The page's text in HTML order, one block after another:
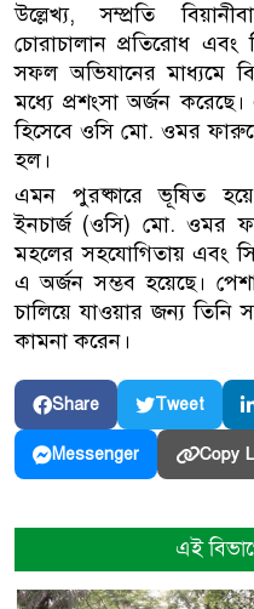
উল্লেখ্য, সম্প্রতি
চোরাচালান প্রতিরোধ এবং
সফল অভিযানের মাধ্যমে
মধ্যে প্রশংসা অর্জন
হিসেবে ওসি মো. ওমর
হল।
এমন পুরষ্কারে ভূষিত হয়ে
ইনচার্জ (ওসি) মো. ওমর
মহলের সহযোগিতায় এবং
এ অর্জন সম্ভব হয়েছে।
চালিয়ে যাওয়ার জন্য
কামনা করেন।
Share Tweet
Messenger Copy
এই